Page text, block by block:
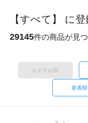
【すべて】 に
29145件の商品が見
おすすめ順
新着順